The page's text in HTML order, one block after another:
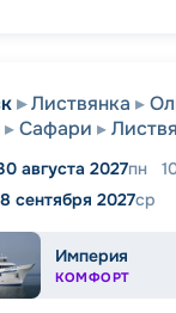
Листвянка
Сафари
августа 2027пн
сентября 2027ср
Империя
КОМФОРТ